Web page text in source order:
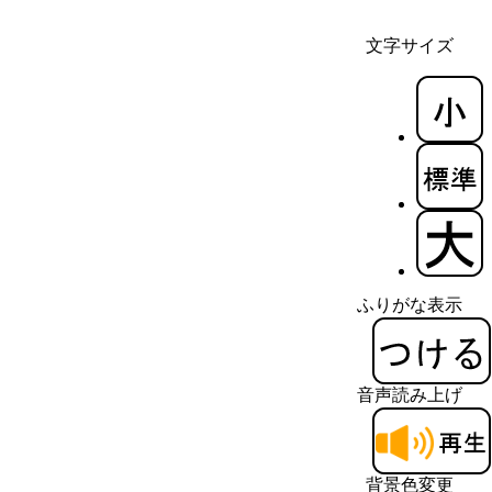
文字サイズ
ふりがな表示
音声読み上げ
背景色変更